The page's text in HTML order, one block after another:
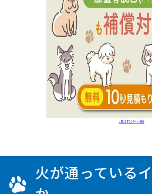
火が通っている